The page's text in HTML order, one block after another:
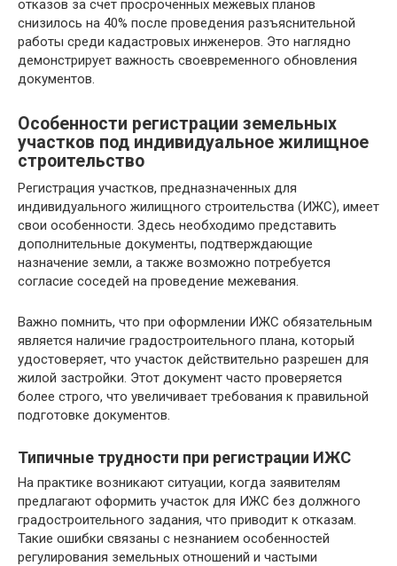
отказов за счет просроченных межевых планов
снизилось на 40% после проведения разъяснительной
работы среди кадастровых инженеров. Это наглядно
демонстрирует важность своевременного обновления
документов.
Особенности регистрации земельных
участков под индивидуальное жилищное
строительство
Регистрация участков, предназначенных для
индивидуального жилищного строительства (ИЖС), имеет
свои особенности. Здесь необходимо представить
дополнительные документы, подтверждающие
назначение земли, а также возможно потребуется
согласие соседей на проведение межевания.
Важно помнить, что при оформлении ИЖС обязательным
является наличие градостроительного плана, который
удостоверяет, что участок действительно разрешен для
жилой застройки. Этот документ часто проверяется
более строго, что увеличивает требования к правильной
подготовке документов.
Типичные трудности при регистрации ИЖС
На практике возникают ситуации, когда заявителям
предлагают оформить участок для ИЖС без должного
градостроительного задания, что приводит к отказам.
Такие ошибки связаны с незнанием особенностей
регулирования земельных отношений и частыми